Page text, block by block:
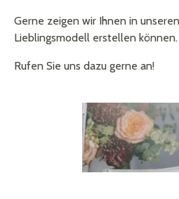
Gerne zeigen wir Ihnen in
Lieblingsmodell erstellen können.
Rufen Sie uns dazu gerne an!